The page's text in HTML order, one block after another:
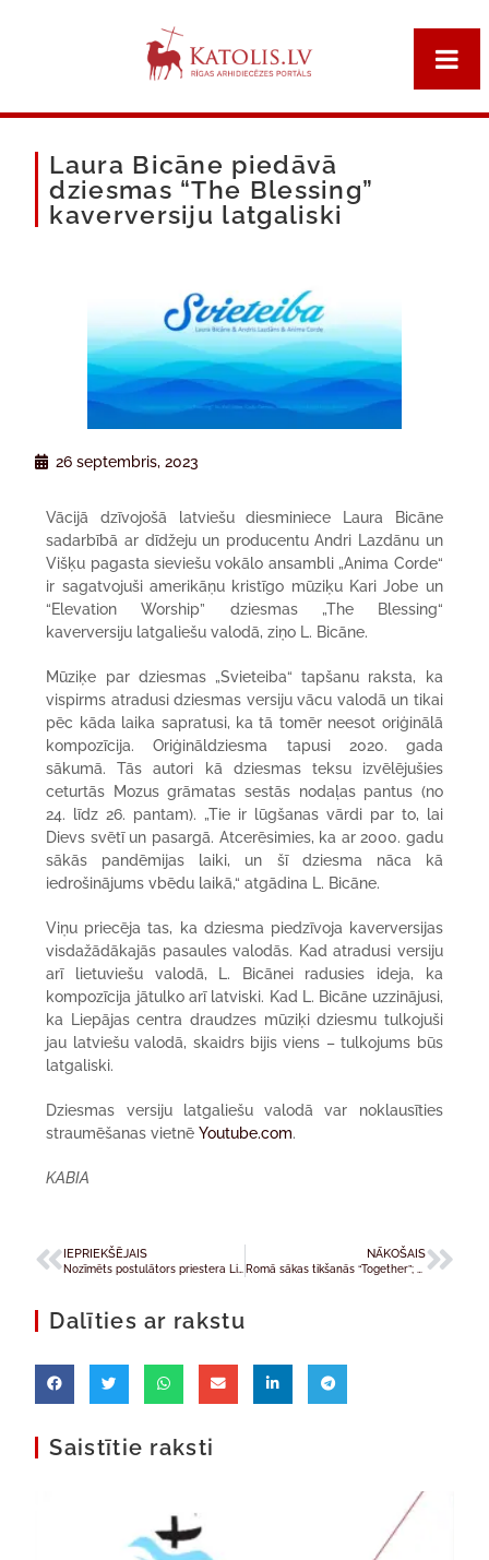
Laura Bicāne piedāvā
dziesmas “The Blessing”
kaverversiju latgaliski
26 septembris, 2023
Vācijā dzīvojošā latviešu diesminiece Laura Bicāne
sadarbībā ar dīdžeju un producentu Andri Lazdānu un
Višķu pagasta sieviešu vokālo ansambli „Anima Corde“
ir sagatvojuši amerikāņu kristīgo mūziķu Kari Jobe un
“Elevation Worship” dziesmas „The Blessing“
kaverversiju latgaliešu valodā, ziņo L. Bicāne.
Mūziķe par dziesmas „Svieteiba“ tapšanu raksta, ka
vispirms atradusi dziesmas versiju vācu valodā un tikai
pēc kāda laika sapratusi, ka tā tomēr neesot oriģinālā
kompozīcija. Oriģināldziesma tapusi 2020. gada
sākumā. Tās autori kā dziesmas teksu izvēlējušies
ceturtās Mozus grāmatas sestās nodaļas pantus (no
24. līdz 26. pantam). „Tie ir lūgšanas vārdi par to, lai
Dievs svētī un pasargā. Atcerēsimies, ka ar 2000. gadu
sākās pandēmijas laiki, un šī dziesma nāca kā
iedrošinājums vbēdu laikā,“ atgādina L. Bicāne.
Viņu priecēja tas, ka dziesma piedzīvoja kaverversijas
visdažādākajās pasaules valodās. Kad atradusi versiju
arī lietuviešu valodā, L. Bicānei radusies ideja, ka
kompozīcija jātulko arī latviski. Kad L. Bicāne uzzinājusi,
ka Liepājas centra draudzes mūziķi dziesmu tulkojuši
jau latviešu valodā, skaidrs bijis viens – tulkojums būs
latgaliski.
Dziesmas versiju latgaliešu valodā var noklausīties
straumēšanas vietnēYoutube.com.
KABIA
IEPRIEKŠĒJAIS NĀKOŠAIS
Dalīties ar rakstu
Saistītie raksti